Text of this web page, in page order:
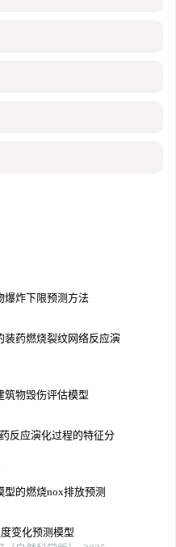
爆炸下限预测方法
装药燃烧裂纹网络反应演
筑物毁伤评估模型
反应演化过程的特征分
的燃烧nox排放预测
变化预测模型